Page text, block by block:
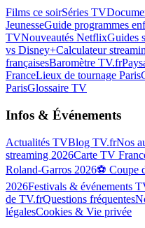
Films ce soirSéries TV
JeunesseGuide programmes
TVNouveautés NetflixGuides
vs Disney+Calculateur
françaisesBaromètre TV.fr
FranceLieux de tournage Paris
ParisGlossaire TV
Infos & Événements
Actualités TVBlog TV.frNos
streaming 2026Carte TV
Roland-Garros 2026⚽ Coupe
2026Festivals & événements
de TV.frQuestions fréquentes
légalesCookies & Vie privée